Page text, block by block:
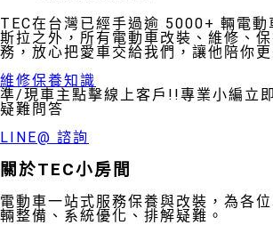
TEC在台灣已經手過逾 5000+ 輛電
斯拉之外，所有電動車改裝、維修、
務，放心把愛車交給我們，讓他陪你更
維修保養知識
準/現車主點擊線上客戶!!專業小編立
疑難問答
LINE@ 諮詢
關於TEC小房間
電動車一站式服務保養與改裝，為各
輛整備、系統優化、排解疑難。